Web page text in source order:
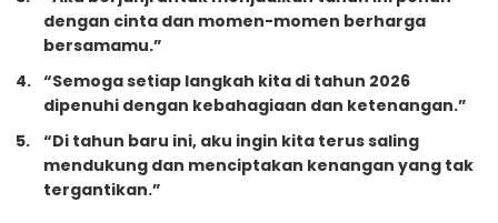
dengan cinta dan momen-momen berharga
bersamamu.”
“Semoga setiap langkah kita di tahun 2026
dipenuhi dengan kebahagiaan dan ketenangan.”
“Di tahun baru ini, aku ingin kita terus saling
mendukung dan menciptakan kenangan yang tak
tergantikan.”